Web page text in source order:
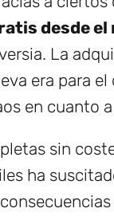
desde el
La
era para
en cuanto
sin
ha